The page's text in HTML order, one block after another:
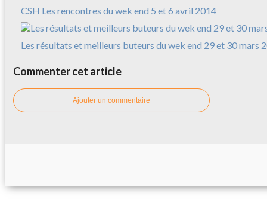
CSH Les rencontres du wek end 5 et 6 avril 2014
Les résultats et meilleurs buteurs du wek end 29 et 30 mars
Commenter cet article
Ajouter un commentaire